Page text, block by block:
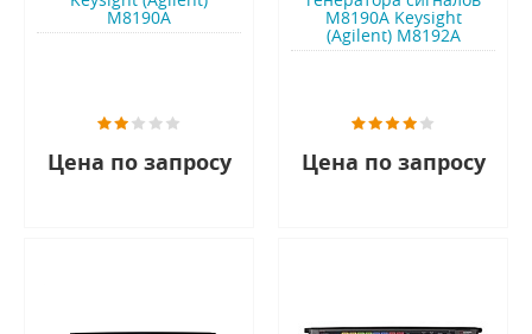
M8190A
Цена по запросу
M8190A Keysight
(Agilent) M8192A
Цена по запросу